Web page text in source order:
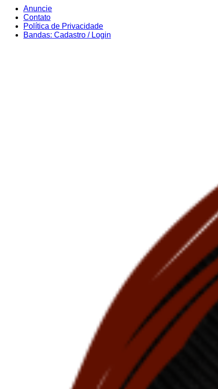
contentAnuncie
Contato
Política de Privacidade
Bandas: Cadastro / Login